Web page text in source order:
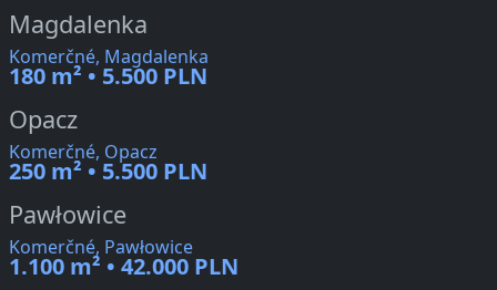
Magdalenka
Komerčné, Magdalenka
180 m² • 5.500 PLN
Opacz
Komerčné, Opacz
250 m² • 5.500 PLN
Pawłowice
Komerčné, Pawłowice
1.100 m² • 42.000 PLN